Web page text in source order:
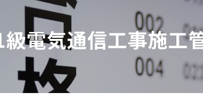
電気通信工事施工